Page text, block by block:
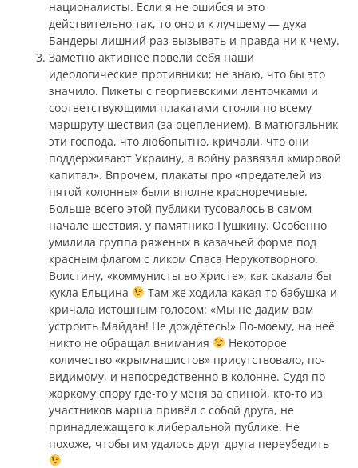
националисты. Если я не ошибся и это
действительно так, то оно и к лучшему — духа
Бандеры лишний раз вызывать и правда ни к чему.
Заметно активнее повели себя наши
идеологические противники; не знаю, что бы это
значило. Пикеты с георгиевскими ленточками и
соответствующими плакатами стояли по всему
маршруту шествия (за оцеплением). В матюгальник
эти господа, что любопытно, кричали, что они
поддерживают Украину, а войну развязал «мировой
капитал». Впрочем, плакаты про «предателей из
пятой колонны» были вполне красноречивые.
Больше всего этой публики тусовалось в самом
начале шествия, у памятника Пушкину. Особенно
умилила группа ряженых в казачьей форме под
красным флагом с ликом Спаса Нерукотворного.
Воистину, «коммунисты во Христе», как сказала бы
кукла Ельцина
Там же ходила какая-то бабушка и
кричала истошным голосом: «Мы не дадим вам
устроить Майдан! Не дождётесь!» По-моему, на неё
никто не обращал внимания
Некоторое
количество «крымнашистов» присутствовало, по-
видимому, и непосредственно в колонне. Судя по
жаркому спору где-то у меня за спиной, кто-то из
участников марша привёл с собой друга, не
принадлежащего к либеральной публике. Не
похоже, чтобы им удалось друг друга переубедить